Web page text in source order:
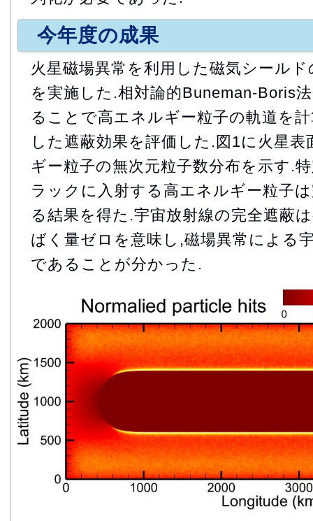
今年度の成果
火星磁場異常を利用した磁気シール
を実施した.相対論的Buneman-Boris
ることで高エネルギー粒子の軌道を
した遮蔽効果を評価した.図1に火星
ギー粒子の無次元粒子数分布を示す.
ラックに入射する高エネルギー粒子
る結果を得た.宇宙放射線の完全遮蔽
ばく量ゼロを意味し,磁場異常による
であることが分かった.